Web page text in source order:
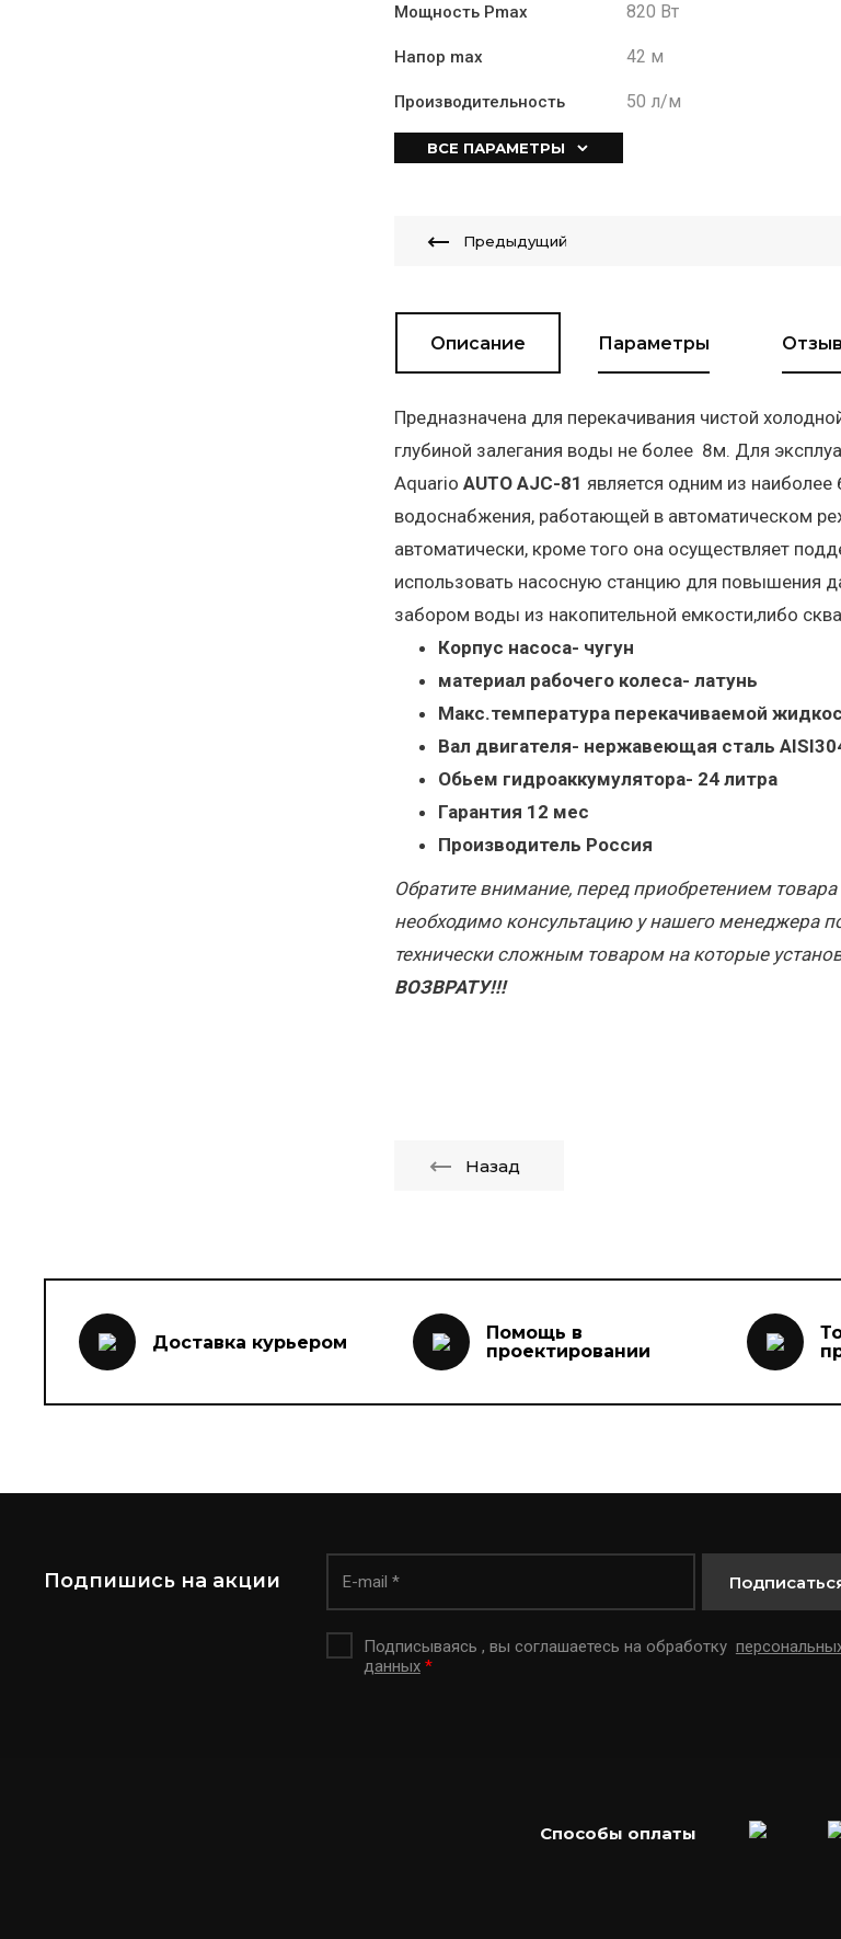
Мощность Pmax 820 Вт
Напор max 42 м
Производительность 50 л/м
ВСЕ ПАРАМЕТРЫ
Предыдущий
Описание Параметры
Предназначена для перекачивания чистой
глубиной залегания воды не более 8м. Для
Aquario AUTO AJC-81 является одним из
водоснабжения, работающей в автоматическом
автоматически, кроме того она осуществляет
использовать насосную станцию для повышения
забором воды из накопительной емкости,либо
Корпус насоса- чугун
материал рабочего колеса- латунь
Макс.температура перекачиваемой
Вал двигателя- нержавеющая сталь
Обьем гидроаккумулятора- 24 литра
Гарантия 12 мес
Производитель Россия
Обратите внимание, перед приобретением
необходимо консультацию у нашего менеджера
технически сложным товаром на которые
ВОЗВРАТУ!!!
Назад
Доставка курьером
Помощь в
проектировании
Подпишись на акции
Подписываясь , вы соглашаетесь на обработку
данных *
Способы оплаты